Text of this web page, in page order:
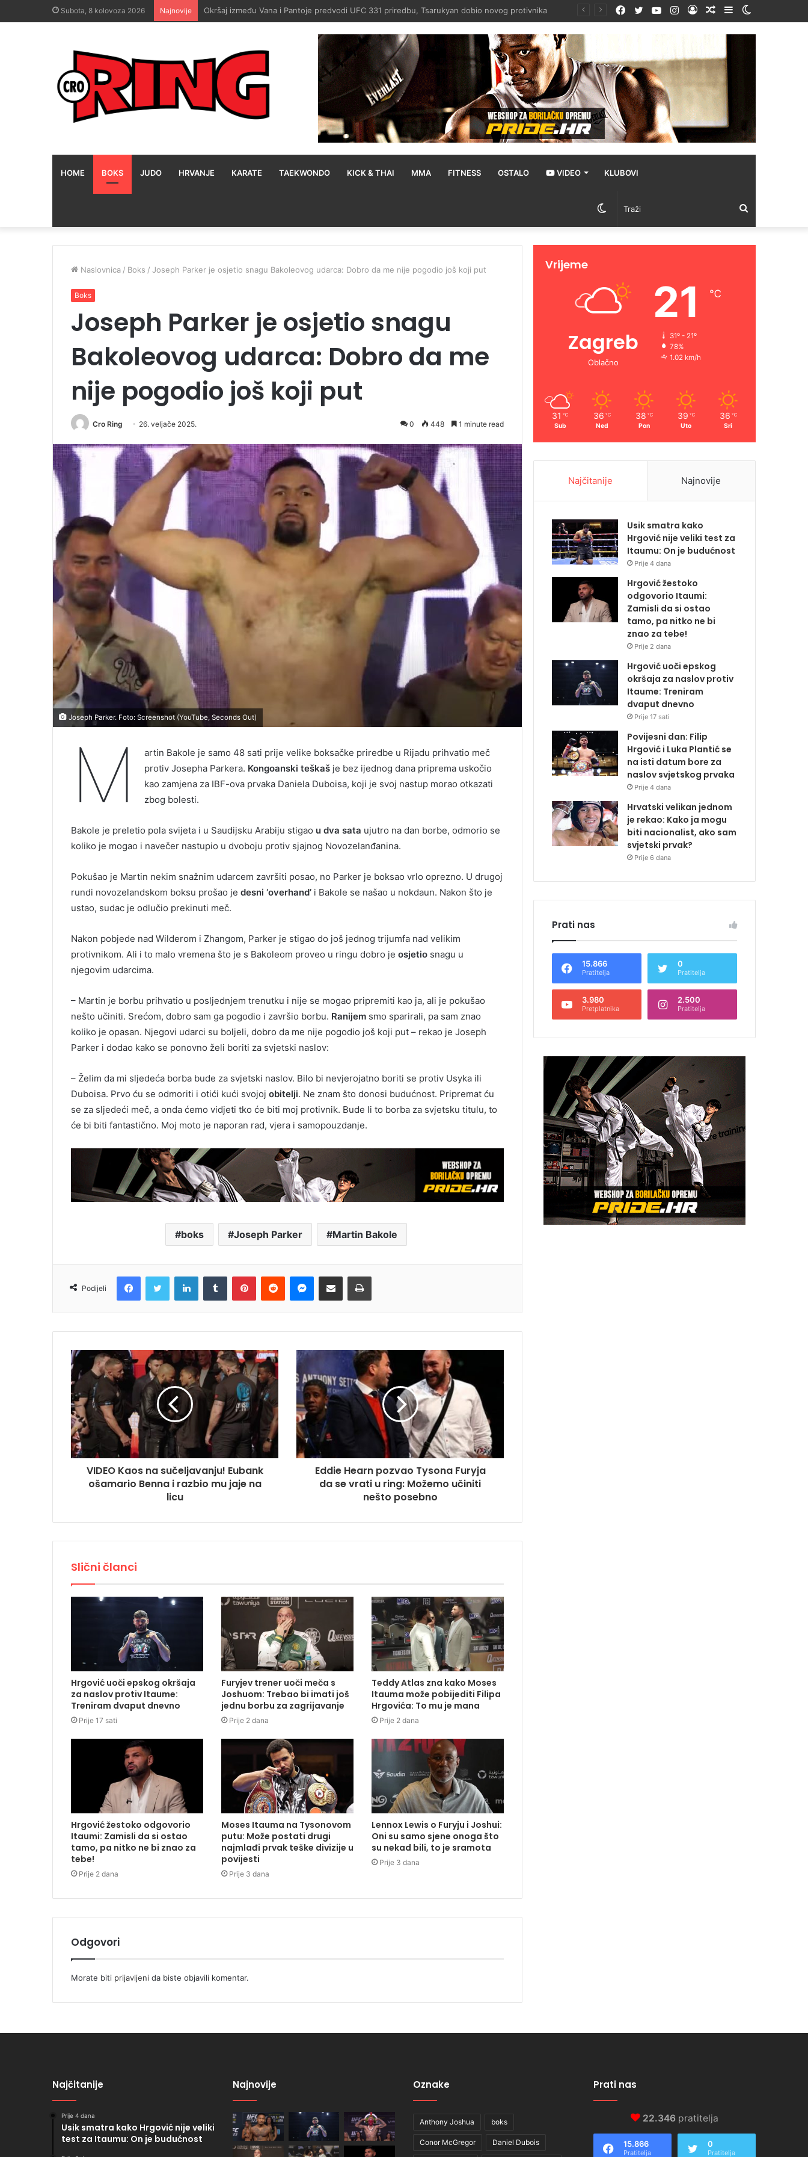
Subota, 8 kolovoza 2026 Najnovije Hrgović uoči epskog okršaja za naslov protiv Itaume: Treniram dvaput dnevno Sidebar
Random
Prijava
Instagram
YouTube
Twitter
Facebook
HOME BOKS JUDO HRVANJE KARATE TAEKWONDO KICK & THAI MMA FITNESS OSTALO VIDEO KLUBOVI
Traži
Switch
skin
Naslovnica / Boks / Joseph Parker je osjetio snagu Bakoleovog udarca: Dobro da me nije pogodio još koji put
Boks
Joseph Parker je osjetio snagu
Bakoleovog udarca: Dobro da me
nije pogodio još koji put
Cro Ring 26. veljače 2025. 0 448 1 minute read
Joseph Parker. Foto: Screenshot (YouTube, Seconds Out)
M
artin Bakole je samo 48 sati prije velike boksačke priredbe u Rijadu prihvatio meč
protiv Josepha Parkera. Kongoanski teškašje bez ijednog dana priprema uskočio
kao zamjena za IBF-ova prvaka Daniela Duboisa, koji je svoj nastup morao otkazati
zbog bolesti.
Bakole je preletio pola svijeta i u Saudijsku Arabiju stigao u dva sata ujutro na dan borbe, odmorio se
koliko je mogao i navečer nastupio u dvoboju protiv sjajnog Novozelanđanina.
Pokušao je Martin nekim snažnim udarcem završiti posao, no Parker je boksao vrlo oprezno. U drugoj
rundi novozelandskom boksu prošao je desni ‘overhand’ i Bakole se našao u nokdaun. Nakon što je
ustao, sudac je odlučio prekinuti meč.
Nakon pobjede nad Wilderom i Zhangom, Parker je stigao do još jednog trijumfa nad velikim
protivnikom. Ali i to malo vremena što je s Bakoleom proveo u ringu dobro je osjetio snagu u
njegovim udarcima.
– Martin je borbu prihvatio u posljednjem trenutku i nije se mogao pripremiti kao ja, ali je pokušao
nešto učiniti. Srećom, dobro sam ga pogodio i završio borbu. Ranijem smo sparirali, pa sam znao
koliko je opasan. Njegovi udarci su boljeli, dobro da me nije pogodio još koji put – rekao je Joseph
Parker i dodao kako se ponovno želi boriti za svjetski naslov:
– Želim da mi sljedeća borba bude za svjetski naslov. Bilo bi nevjerojatno boriti se protiv Usyka ili
Duboisa. Prvo ću se odmoriti i otići kući svojoj obitelji. Ne znam što donosi budućnost. Pripremat ću
se za sljedeći meč, a onda ćemo vidjeti tko će biti moj protivnik. Bude li to borba za svjetsku titulu, to
će bi biti fantastično. Moj moto je naporan rad, vjera i samopouzdanje.
boks Joseph Parker Martin Bakole
Podijeli
FacebookTwitter LinkedInTumblr PinterestReddit MessengerPodijeli e-mailom Ispis
VIDEO Kaos na sučeljavanju! Eubank
ošamario Benna i razbio mu jaje na
licu
Eddie Hearn pozvao Tysona Furyja
da se vrati u ring: Možemo učiniti
nešto posebno
Slični članci
Hrgović uoči epskog okršaja
za naslov protiv Itaume:
Treniram dvaput dnevno
Prije 17 sati
Furyjev trener uoči meča s
Joshuom: Trebao bi imati još
jednu borbu za zagrijavanje
Prije 2 dana
Teddy Atlas zna kako Moses
Itauma može pobijediti Filipa
Hrgovića: To mu je mana
Prije 2 dana
Hrgović žestoko odgovorio
Itaumi: Zamisli da si ostao
tamo, pa nitko ne bi znao za
tebe!
Prije 2 dana
Moses Itauma na Tysonovom
putu: Može postati drugi
najmlađi prvak teške divizije u
povijesti
Prije 3 dana
Lennox Lewis o Furyju i Joshui:
Oni su samo sjene onoga što
su nekad bili, to je sramota
Prije 3 dana
Odgovori
Morate biti prijavljeni da biste objavili komentar.
Vrijeme
Zagreb
Oblačno
21 ℃
31º - 21º
78%
1.02 km/h
31 ℃
Sub
36 ℃
Ned
38 ℃
Pon
39 ℃
Uto
36 ℃
Sri
Najčitanije Najnovije
Usik smatra kako
Hrgović nije veliki test za
Itaumu: On je budućnost
Prije 4 dana
Hrgović žestoko
odgovorio Itaumi:
Zamisli da si ostao
tamo, pa nitko ne bi
znao za tebe!
Prije 2 dana
Hrgović uoči epskog
okršaja za naslov protiv
Itaume: Treniram
dvaput dnevno
Prije 17 sati
Povijesni dan: Filip
Hrgović i Luka Plantić se
na isti datum bore za
naslov svjetskog prvaka
Prije 4 dana
Hrvatski velikan jednom
je rekao: Kako ja mogu
biti nacionalist, ako sam
svjetski prvak?
Prije 6 dana
Prati nas
15.866
Pratitelja
0
Pratitelja
3.980
Pretplatnika
2.500
Pratitelja
Najčitanije
Prije 4 dana
Usik smatra kako Hrgović nije veliki
test za Itaumu: On je budućnost
Najnovije Oznake
Anthony Joshua boks
Conor McGregor Daniel Dubois
Prati nas
22.346 pratitelja
15.866
Pratitelja
0
Pratitelja